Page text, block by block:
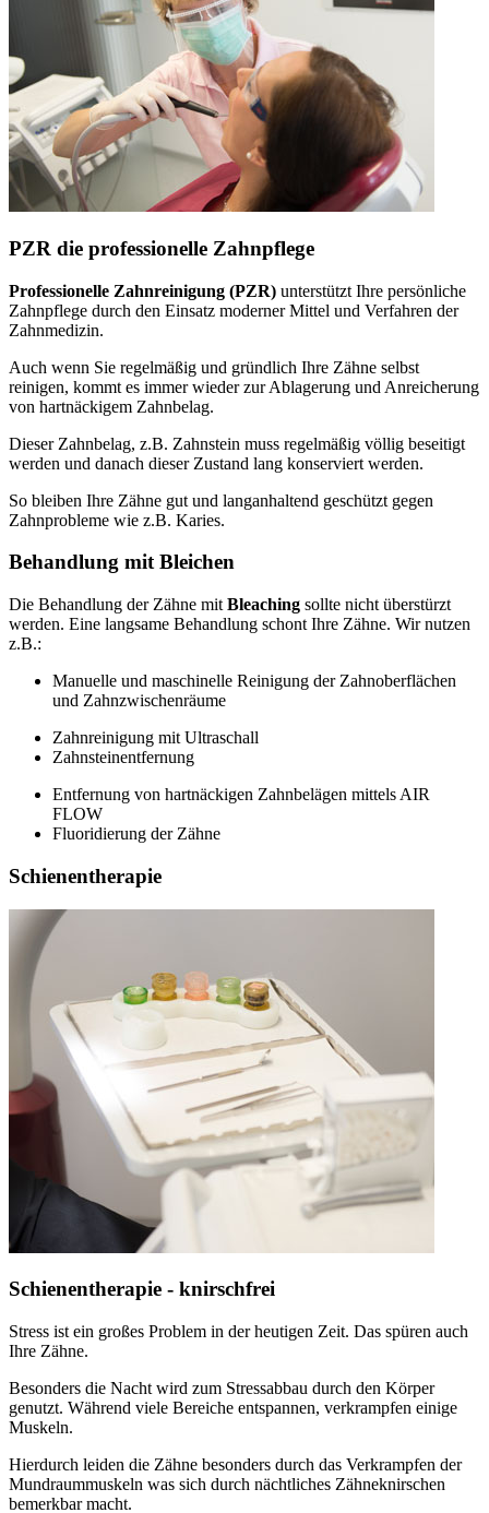
PZR die professionelle Zahnpflege
Professionelle Zahnreinigung (PZR) unterstützt Ihre persönliche
Zahnpflege durch den Einsatz moderner Mittel und Verfahren der
Zahnmedizin.
Auch wenn Sie regelmäßig und gründlich Ihre Zähne selbst
reinigen, kommt es immer wieder zur Ablagerung und Anreicherung
von hartnäckigem Zahnbelag.
Dieser Zahnbelag, z.B. Zahnstein muss regelmäßig völlig beseitigt
werden und danach dieser Zustand lang konserviert werden.
So bleiben Ihre Zähne gut und langanhaltend geschützt gegen
Zahnprobleme wie z.B. Karies.
Behandlung mit Bleichen
Die Behandlung der Zähne mit Bleaching sollte nicht überstürzt
werden. Eine langsame Behandlung schont Ihre Zähne. Wir nutzen
z.B.:
Manuelle und maschinelle Reinigung der Zahnoberflächen
und Zahnzwischenräume
Zahnreinigung mit Ultraschall
Zahnsteinentfernung
Entfernung von hartnäckigen Zahnbelägen mittels AIR
FLOW
Fluoridierung der Zähne
Schienentherapie
Schienentherapie - knirschfrei
Stress ist ein großes Problem in der heutigen Zeit. Das spüren auch
Ihre Zähne.
Besonders die Nacht wird zum Stressabbau durch den Körper
genutzt. Während viele Bereiche entspannen, verkrampfen einige
Muskeln.
Hierdurch leiden die Zähne besonders durch das Verkrampfen der
Mundraummuskeln was sich durch nächtliches Zähneknirschen
bemerkbar macht.